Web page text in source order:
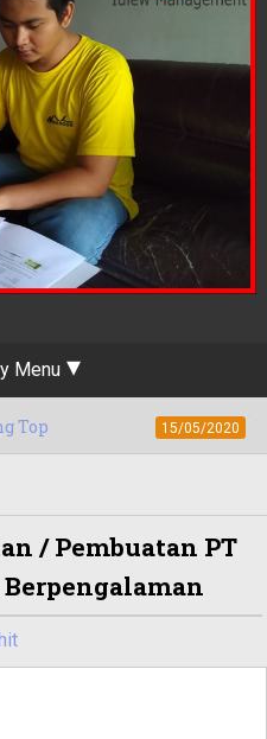
Menu
15/05/2020 Berapa Tarif
/ Pembuatan PT